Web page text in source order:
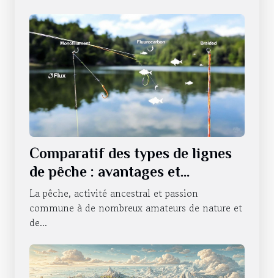
Comparatif des types de lignes
de pêche : avantages et
utilisations
La pêche, activité ancestral et passion
commune à de nombreux amateurs de nature et
de...